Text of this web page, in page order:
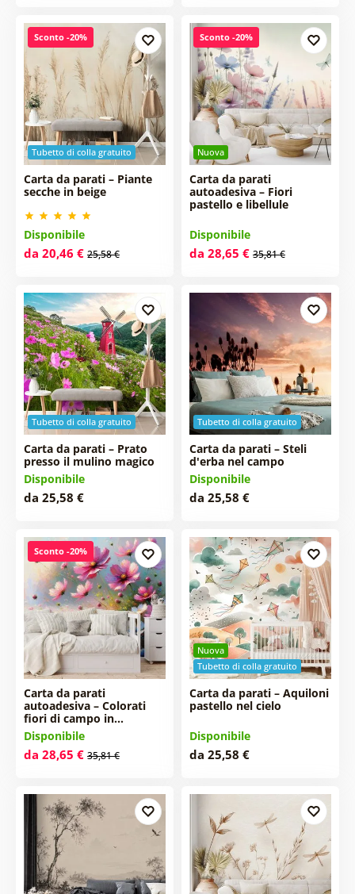
Tubetto di colla gratuito
Sconto -20%
Carta da parati – Piante
secche in beige
Disponibile
da 20,46 € 25,58 €
Nuova
Sconto -20%
Carta da parati
autoadesiva – Fiori
pastello e libellule
Disponibile
da 28,65 € 35,81 €
Tubetto di colla gratuito
Carta da parati – Prato
presso il mulino magico
Disponibile
da 25,58 €
Tubetto di colla gratuito
Carta da parati – Steli
d'erba nel campo
Disponibile
da 25,58 €
Sconto -20%
Carta da parati
autoadesiva – Colorati
fiori di campo in…
Disponibile
da 28,65 € 35,81 €
Nuova
Tubetto di colla gratuito
Carta da parati – Aquiloni
pastello nel cielo
Disponibile
da 25,58 €